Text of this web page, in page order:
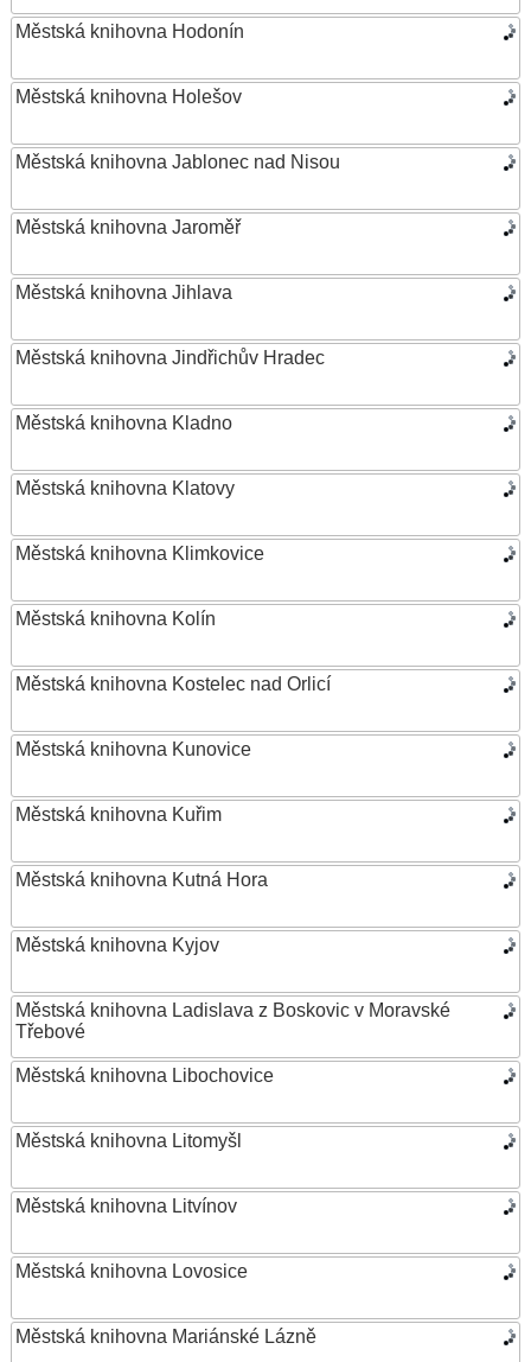
Městská knihovna Hodonín
Městská knihovna Holešov
Městská knihovna Jablonec nad Nisou
Městská knihovna Jaroměř
Městská knihovna Jihlava
Městská knihovna Jindřichův Hradec
Městská knihovna Kladno
Městská knihovna Klatovy
Městská knihovna Klimkovice
Městská knihovna Kolín
Městská knihovna Kostelec nad Orlicí
Městská knihovna Kunovice
Městská knihovna Kuřim
Městská knihovna Kutná Hora
Městská knihovna Kyjov
Městská knihovna Ladislava z Boskovic v Moravské
Třebové
Městská knihovna Libochovice
Městská knihovna Litomyšl
Městská knihovna Litvínov
Městská knihovna Lovosice
Městská knihovna Mariánské Lázně